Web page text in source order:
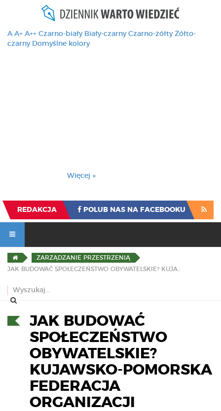
A A+ A++ Czarno-biały Biały-czarny Czarno-żółty Żółto-
czarny Domyślne kolory
Więcej »
REDAKCJA POLUB NAS NA FACEBOOKU
ZARZĄDZANIE PRZESTRZENIĄ
JAK BUDOWAĆ SPOŁECZEŃSTWO OBYWATELSKIE? KUJAWSKO-POMORSKA FEDERACJA ORGANIZACJI POZARZĄDOWYCH
JAK BUDOWAĆ
SPOŁECZEŃSTWO
OBYWATELSKIE?
KUJAWSKO-POMORSKA
FEDERACJA
ORGANIZACJI